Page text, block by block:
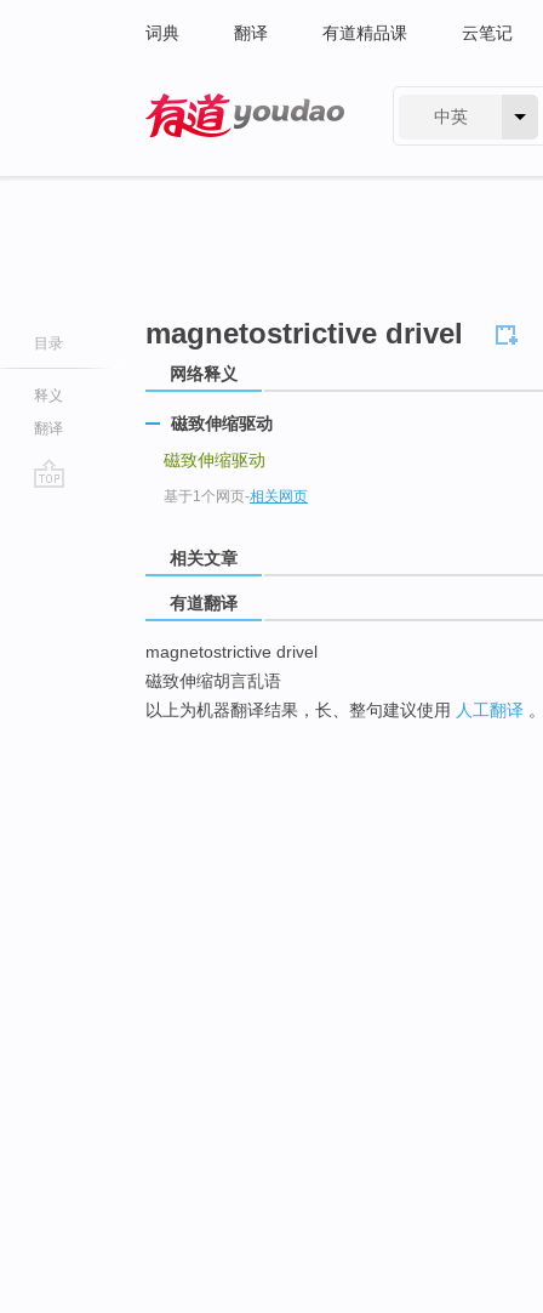
词典 翻译 有道精品课 云笔记
中英
目录
释义
翻译
magnetostrictive drivel
网络释义
磁致伸缩驱动
磁致伸缩驱动
基于1个网页-相关网页
相关文章
有道翻译
magnetostrictive drivel
磁致伸缩胡言乱语
以上为机器翻译结果，长、整句建议使用 人工翻译